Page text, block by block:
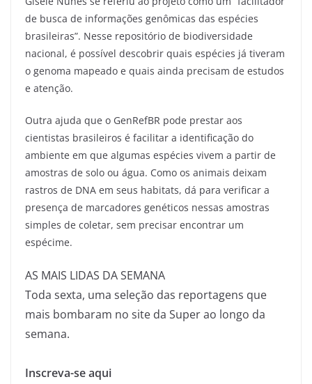
de busca de informações genômicas das espécies
brasileiras”. Nesse repositório de biodiversidade
nacional, é possível descobrir quais espécies já tiveram
o genoma mapeado e quais ainda precisam de estudos
e atenção.
Outra ajuda que o GenRefBR pode prestar aos
cientistas brasileiros é facilitar a identificação do
ambiente em que algumas espécies vivem a partir de
amostras de solo ou água. Como os animais deixam
rastros de DNA em seus habitats, dá para verificar a
presença de marcadores genéticos nessas amostras
simples de coletar, sem precisar encontrar um
espécime.
AS MAIS LIDAS DA SEMANA
Toda sexta, uma seleção das reportagens que
mais bombaram no site da Super ao longo da
semana.
Inscreva-se aqui